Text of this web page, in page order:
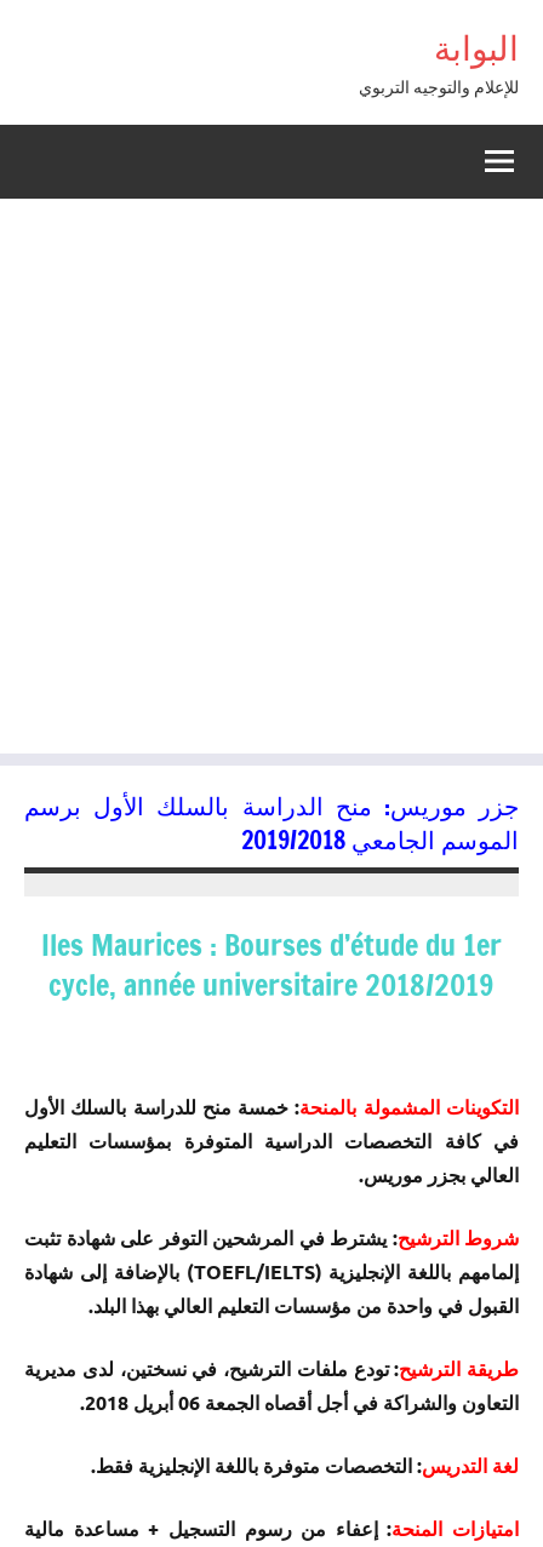
contenu
البوابة
للإعلام والتوجيه التربوي
جزر موريس: منح الدراسة بالسلك الأول برسم
الموسم الجامعي 2019/2018
Iles Maurices : Bourses d’étude du 1er
cycle, année universitaire 2018/2019
التكوينات المشمولة بالمنحة: خمسة منح للدراسة بالسلك الأول
في كافة التخصصات الدراسية المتوفرة بمؤسسات التعليم
العالي بجزر موريس.
شروط الترشيح: يشترط في المرشحين التوفر على شهادة تثبت
إلمامهم باللغة الإنجليزية (TOEFL/IELTS) بالإضافة إلى شهادة
القبول في واحدة من مؤسسات التعليم العالي بهذا البلد.
طريقة الترشيح: تودع ملفات الترشيح، في نسختين، لدى مديرية
التعاون والشراكة في أجل أقصاه الجمعة 06 أبريل 2018.
لغة التدريس: التخصصات متوفرة باللغة الإنجليزية فقط.
امتيازات المنحة: إعفاء من رسوم التسجيل + مساعدة مالية